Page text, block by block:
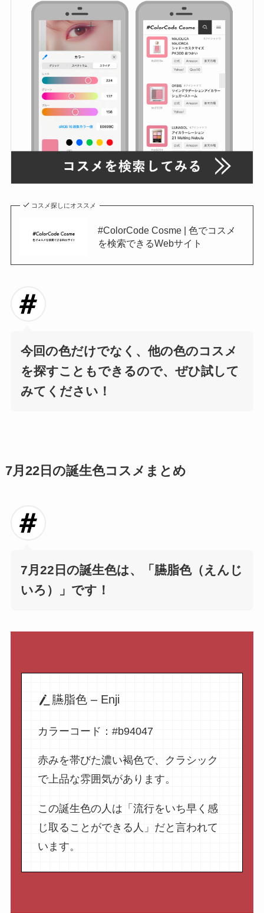
コスメ探しにオススメ
#ColorCode Cosme | 色でコスメ
を検索できるWebサイト
今回の色だけでなく、他の色のコスメ
を探すこともできるので、ぜひ試して
みてください！
7月22日の誕生色コスメまとめ
7月22日の誕生色は、
「臙脂色（えんじ
いろ）」です！
臙脂色 – Enji
カラーコード：#b94047
赤みを帯びた濃い褐色で、クラシック
で上品な雰囲気があります。
この誕生色の人は「流行をいち早く感
じ取ることができる人」だと言われて
います。